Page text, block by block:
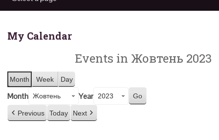
My Calendar
Events in Жовтень 2023
Month Week Day
Month Year
Previous Today Next